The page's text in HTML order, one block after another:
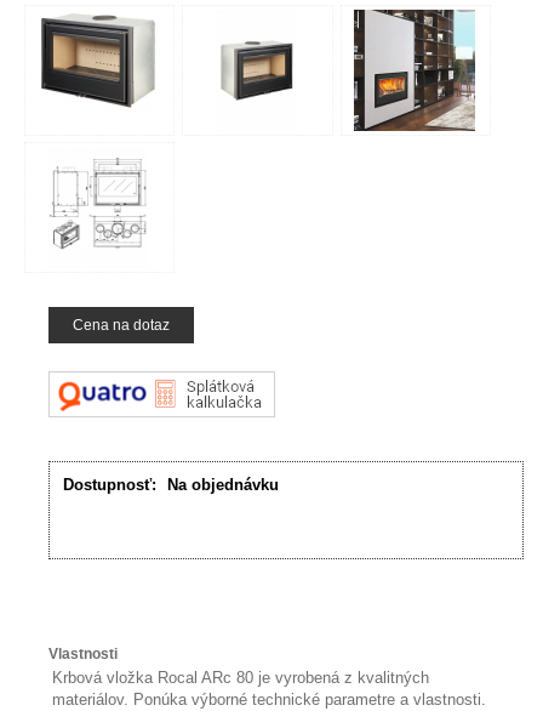
Cena na dotaz
Dostupnosť: Na objednávku
Vlastnosti
Krbová vložka Rocal ARc 80 je vyrobená z kvalitných
materiálov. Ponúka výborné technické parametre a vlastnosti.